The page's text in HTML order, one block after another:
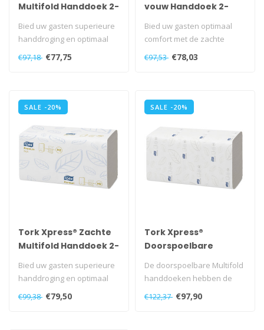
Multifold Handdoek 2-
laags XL Wit H2
Premium
Bied uw gasten superieure
handdroging en optimaal
comfort met de grote,
zachte P..
€97,18 €77,75
vouw Handdoek 2-
laags Wit H3 Premium
Bied uw gasten optimaal
comfort met de zachte
Premium Tork ZZ-vouw
Handdoeken. Z..
€97,53 €78,03
SALE -20%
Tork Xpress® Zachte
Multifold Handdoek 2-
Bied uw gasten superieure
handdroging en optimaal
comfort met de grote,
zachte P..
€99,38 €79,50
SALE -20%
Tork Xpress®
Doorspoelbare
laags Wit H2
De doorspoelbare Multifold
handdoeken hebben de
juiste kwaliteit voor
wanneer ko..
€122,37 €97,90